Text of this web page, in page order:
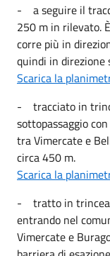
- a seguire il
250 m in rilevato.
corre più in
quindi in direzione
Scarica la
- tracciato in
sottopassaggio
tra Vimercate e
circa 450 m.
Scarica la
- tratto in trincea
entrando nel
Vimercate e